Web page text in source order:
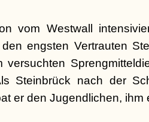
vom Westwall
engsten Vertrauten
versuchten
Steinbrück nach der
er den Jugendlichen, ihm